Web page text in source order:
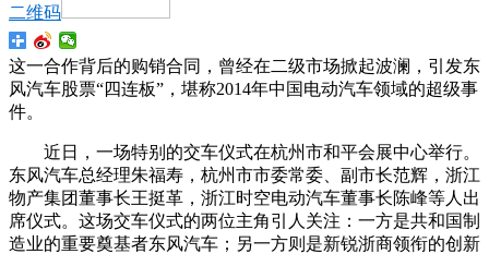
二维码
这一合作背后的购销合同，曾经在二级市场掀起波澜，引发东
风汽车股票“四连板”，堪称2014年中国电动汽车领域的超级事
件。
近日，一场特别的交车仪式在杭州市和平会展中心举行。
东风汽车总经理朱福寿，杭州市市委常委、副市长范辉，浙江
物产集团董事长王挺革，浙江时空电动汽车董事长陈峰等人出
席仪式。这场交车仪式的两位主角引人关注：一方是共和国制
造业的重要奠基者东风汽车；另一方则是新锐浙商领衔的创新